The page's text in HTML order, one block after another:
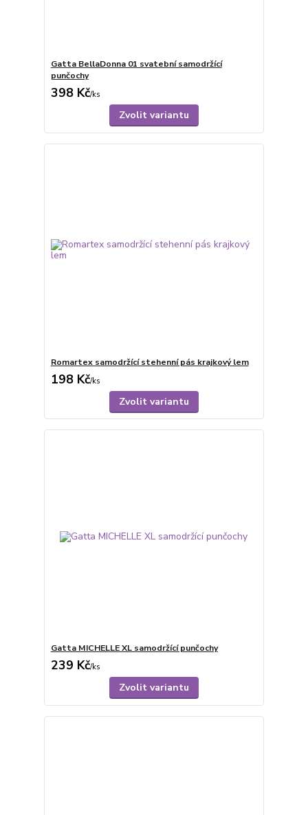
Gatta BellaDonna 01 svatební samodržící
punčochy
398 Kč/ks
Zvolit variantu
Romartex samodržící stehenní pás krajkový lem
198 Kč/ks
Zvolit variantu
Gatta MICHELLE XL samodržící punčochy
239 Kč/ks
Zvolit variantu